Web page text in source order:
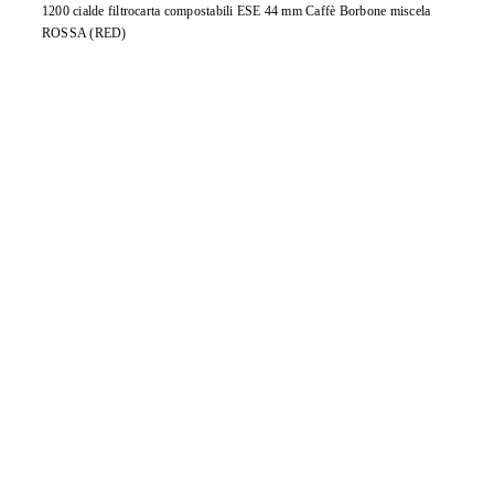
Shop
1200 cialde filtrocarta compostabili ESE 44 mm Caffè Borbone miscela
ROSSA (RED)